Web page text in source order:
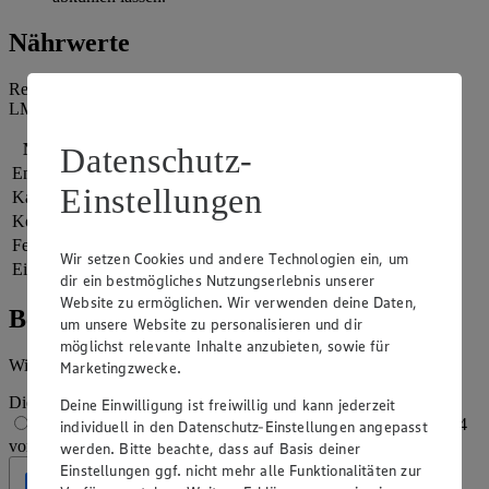
Nährwerte
Referenzmenge für einen durchschnittlichen Erwachsenen laut
LMIV (8.400 kJ/2.000 kcal).
Nährwerte
pro Portion
Energie
862 kj (10 %)
Kalorien
206 kcal (10 %)
Kohlenhydrate
Fett
Eiweiß
3 g
Bewertung
Wie hat es dir geschmeckt?
Die Bewertung wird automatisch gespeichert
1 von 5 Sternen
2 von 5 Sternen 3 von 5 Sternen
4
von 5 Sternen
5 von 5 Sternen
Geprüft
Datenschutz-
Einstellungen
Wir setzen Cookies und andere Technologien ein, um
dir ein bestmögliches Nutzungserlebnis unserer
Website zu ermöglichen. Wir verwenden deine Daten,
um unsere Website zu personalisieren und dir
möglichst relevante Inhalte anzubieten, sowie für
Marketingzwecke.
Deine Einwilligung ist freiwillig und kann jederzeit
individuell in den Datenschutz-Einstellungen angepasst
werden. Bitte beachte, dass auf Basis deiner
Einstellungen ggf. nicht mehr alle Funktionalitäten zur